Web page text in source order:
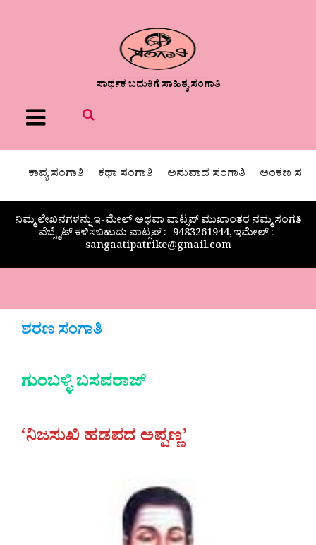
ಸಾರ್ಥಕ ಬದುಕಿಗೆ ಸಾಹಿತ್ಯ ಸಂಗಾತಿ
Menu
ಕಾವ್ಯ ಸಂಗಾತಿ ಕಥಾ ಸಂಗಾತಿ ಅನುವಾದ ಸಂಗಾತಿ ಅಂಕಣ
ನಿಮ್ಮ ಲೇಖನಗಳನ್ನು ಇ-ಮೇಲ್ ಅಥವಾ ವಾಟ್ಸಪ್ ಮುಖಾಂತರ ನಮ್ಮ ಸಂಗತಿ
ವೆಬ್ಸೈಟ್ ಕಳಿಸಬಹುದು ವಾಟ್ಸಪ್‌ :- 9483261944, ಇಮೇಲ್ :-
sangaatipatrike@gmail.com
ಶರಣ ಸಂಗಾತಿ
ಗುಂಬಳ್ಳಿ ಬಸವರಾಜ್
‘ನಿಜಸುಖಿ ಹಡಪದ ಅಪ್ಪಣ್ಣ’